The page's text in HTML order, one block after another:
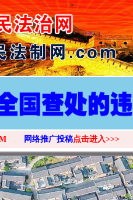
>
网络推广投稿点击进入>>>